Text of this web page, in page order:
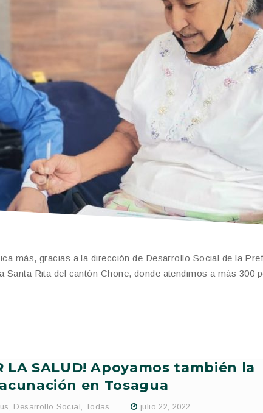
más, gracias a la dirección de Desarrollo Social de la
Santa Rita del cantón Chone, donde atendimos a más 300
LA SALUD! Apoyamos también la
en Tosagua
, Desarrollo Social, Todas julio 22, 2022